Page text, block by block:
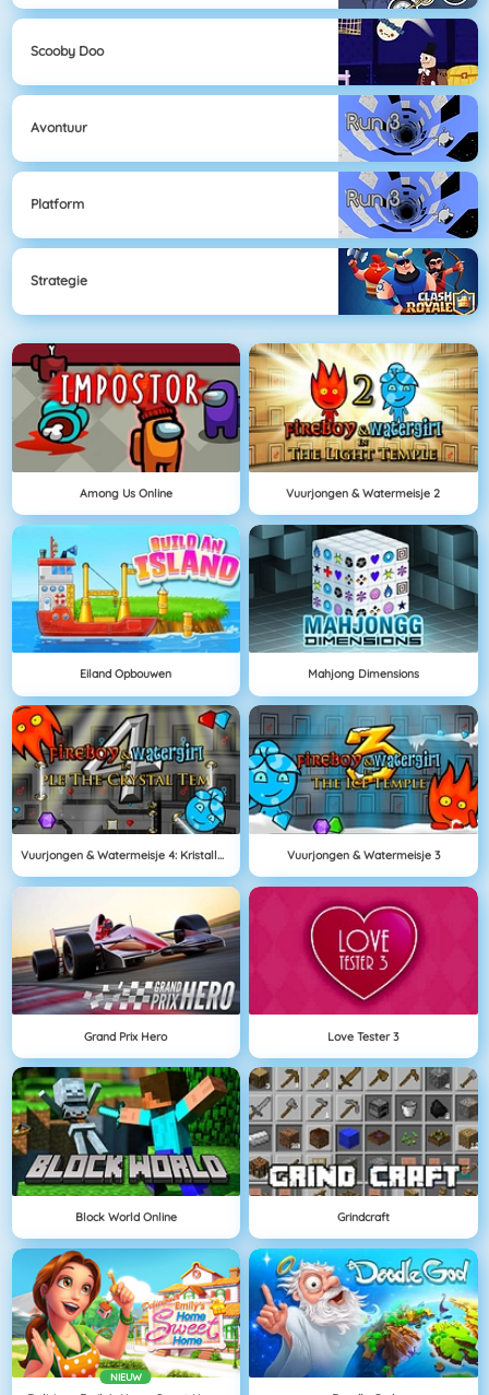
Scooby Doo
Avontuur
Platform
Strategie
Among Us Online Vuurjongen & Watermeisje 2
Eiland Opbouwen Mahjong Dimensions
Vuurjongen & Watermeisje 4: Kristallen Tempel Vuurjongen & Watermeisje 3
Grand Prix Hero Love Tester 3
Block World Online Grindcraft
NIEUW